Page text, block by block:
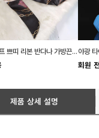
고급 스카프 쁘띠 리본 반다나 가방끈 레이어드
회원
제품 상세 설명